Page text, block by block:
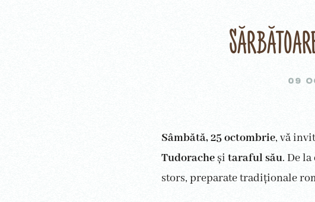
09
Sâmbătă, 25 octombrie, vă
Tudorache și taraful său. De
stors, preparate tradiționale